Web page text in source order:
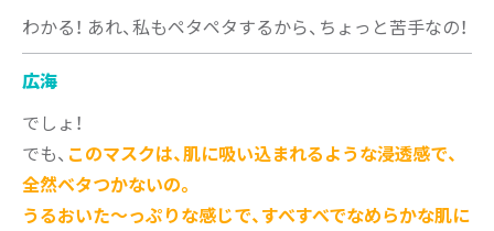
わかる！ あれ、私もペタペタするから、ちょっと苦手なの！
広海
でしょ！
でも、 このマスクは、肌に吸い込まれるような浸透感で、
全然ベタつかないの。
うるおいた～っぷりな感じで、すべすべでなめらかな肌に